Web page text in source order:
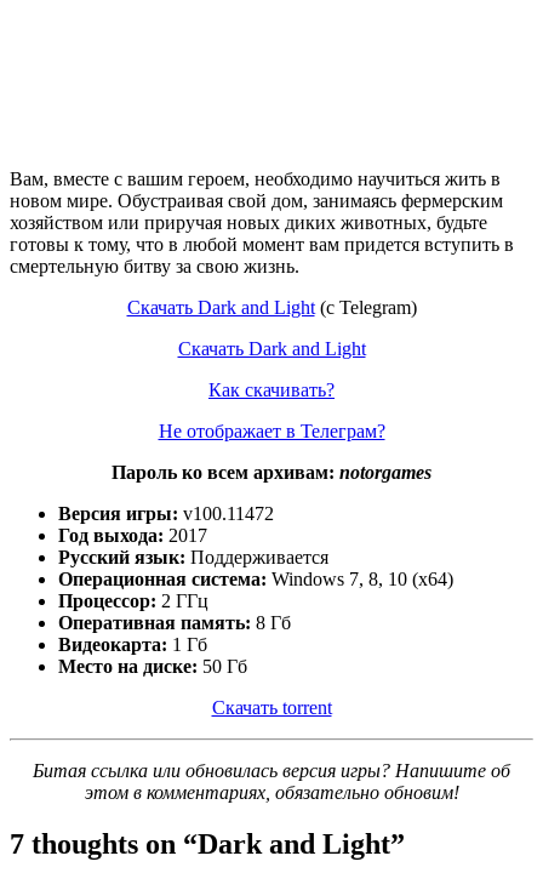
Вам, вместе с вашим героем, необходимо научиться жить в
новом мире. Обустраивая свой дом, занимаясь фермерским
хозяйством или приручая новых диких животных, будьте
готовы к тому, что в любой момент вам придется вступить в
смертельную битву за свою жизнь.
Скачать Dark and Light(с Telegram)
Скачать Dark and Light
Как скачивать?
Не отображает в Телеграм?
Пароль ко всем архивам: notorgames
Версия игры: v100.11472
Год выхода: 2017
Русский язык: Поддерживается
Операционная система: Windows 7, 8, 10 (x64)
Процессор: 2 ГГц
Оперативная память: 8 Гб
Видеокарта: 1 Гб
Место на диске: 50 Гб
Скачать torrent
Битая ссылка или обновилась версия игры? Напишите об
этом в комментариях, обязательно обновим!
7 thoughts on “Dark and Light”